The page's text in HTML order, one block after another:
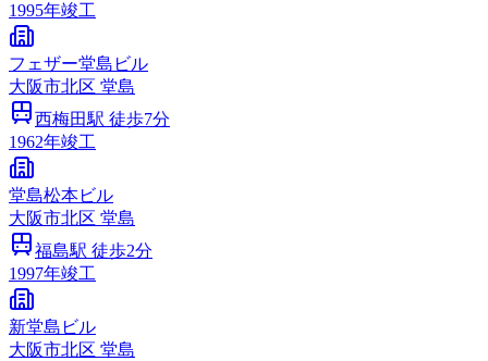
1995年竣工
フェザー堂島ビル
大阪市北区 堂島
西梅田駅 徒歩7分
1962年竣工
堂島松本ビル
大阪市北区 堂島
福島駅 徒歩2分
1997年竣工
新堂島ビル
大阪市北区 堂島